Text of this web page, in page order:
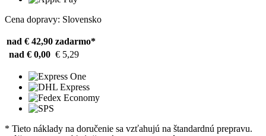
Cena dopravy: Slovensko
nad € 42,90 zadarmo*
nad € 0,00 € 5,29
* Tieto náklady na doručenie sa vzťahujú na štandardnú prepravu.